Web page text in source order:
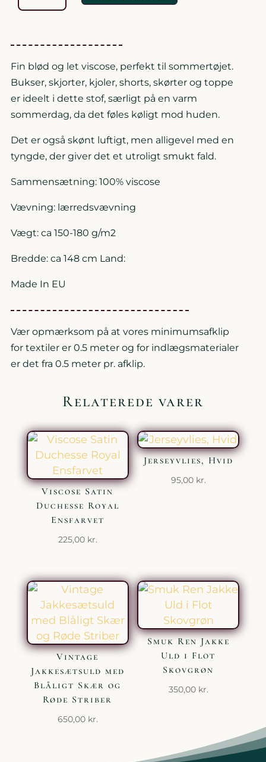
Fin blød og let viscose, perfekt til sommertøjet.
Bukser, skjorter, kjoler, shorts, skørter og toppe
er ideelt i dette stof, særligt på en varm
sommerdag, da det føles køligt mod huden.
Det er også skønt luftigt, men alligevel med en
tyngde, der giver det et utroligt smukt fald.
Sammensætning: 100% viscose
Vævning: lærredsvævning
Vægt: ca 150-180 g/m2
Bredde: ca 148 cm Land:
Made In EU
Vær opmærksom på at vores minimumsafklip
for textiler er 0.5 meter og for indlægsmaterialer
er det fra 0.5 meter pr. afklip.
Relaterede varer
Viscose Satin
Duchesse Royal
Ensfarvet
225,00 kr.
Jerseyvlies, Hvid
95,00 kr.
Vintage
Jakkesætsuld med
Blåligt Skær og
Røde Striber
650,00 kr.
Smuk Ren Jakke
Uld i Flot
Skovgrøn
350,00 kr.